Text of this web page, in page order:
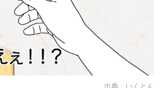
出典： いくとん